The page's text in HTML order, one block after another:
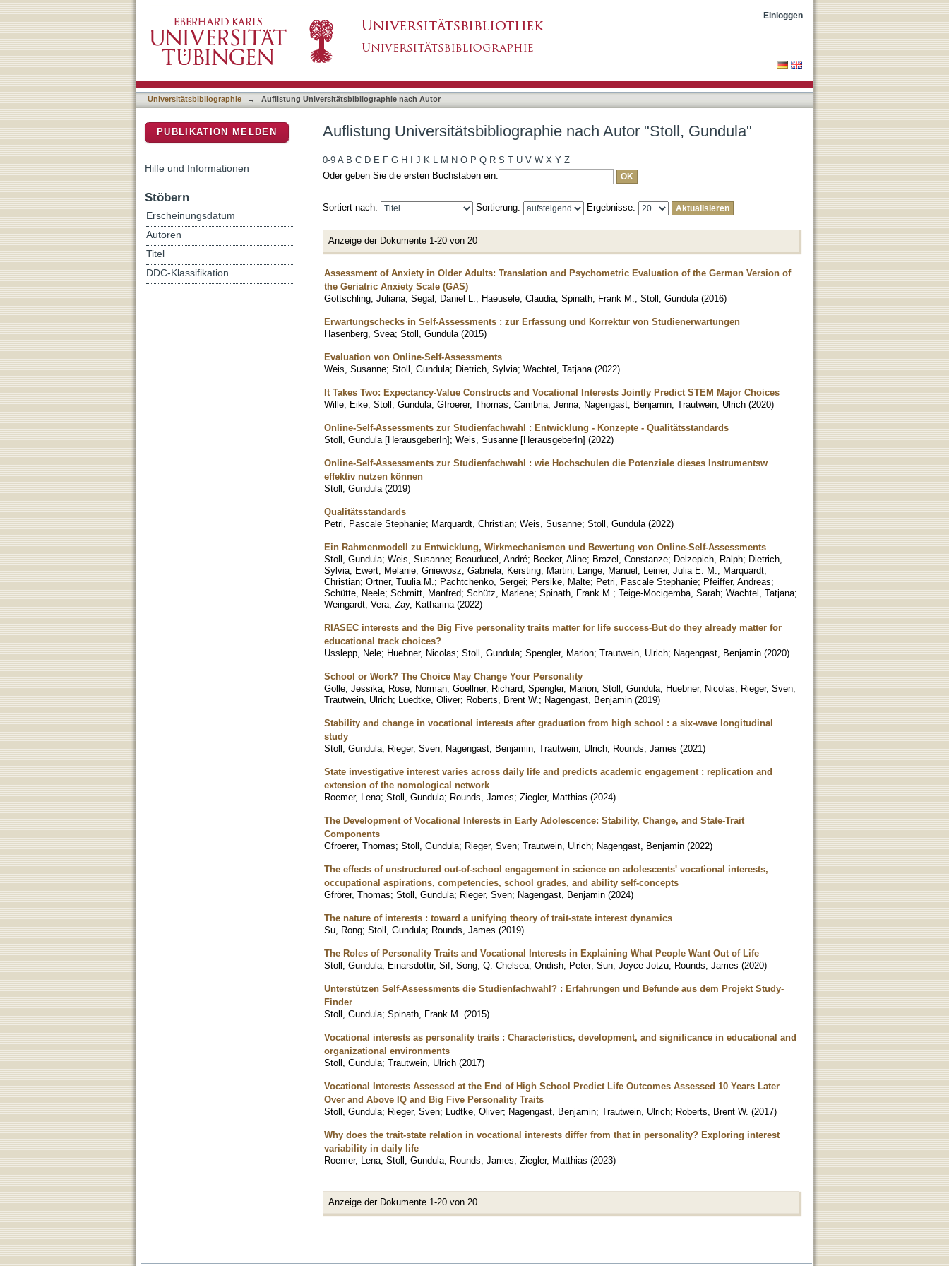
Einloggen
Universitätsbibliographie → Auflistung Universitätsbibliographie nach Autor
Auflistung Universitätsbibliographie nach Autor "Stoll, Gundula"
0-9 A B C D E F G H J K L M N O P Q R S T U V W X Y Z
Oder geben Sie die ersten Buchstaben ein:
Sortiert nach: Sortierung: Ergebnisse:
Anzeige der Dokumente 1-20 von 20
Assessment of Anxiety in Older Adults: Translation and Psychometric Evaluation of the German Version of
the Geriatric Anxiety Scale (GAS)
Gottschling, Juliana; Segal, Daniel L. ; Haeusele, Claudia; Spinath, Frank M. ; Stoll, Gundula (2016)
Erwartungschecks in Self-Assessments : zur Erfassung und Korrektur von Studienerwartungen
Hasenberg, Svea; Stoll, Gundula (2015)
Evaluation von Online-Self-Assessments
Weis, Susanne; Stoll, Gundula; Dietrich, Sylvia; Wachtel, Tatjana (2022)
It Takes Two: Expectancy-Value Constructs and Vocational Interests Jointly Predict STEM Major Choices
Wille, Eike; Stoll, Gundula; Gfroerer, Thomas; Cambria, Jenna; Nagengast, Benjamin; Trautwein, Ulrich (2020)
Online-Self-Assessments zur Studienfachwahl : Entwicklung - Konzepte - Qualitätsstandards
Stoll, Gundula [HerausgeberIn]; Weis, Susanne [HerausgeberIn] (2022)
Online-Self-Assessments zur Studienfachwahl : wie Hochschulen die Potenziale dieses Instrumentsw
effektiv nutzen können
Stoll, Gundula (2019)
Qualitätsstandards
Petri, Pascale Stephanie; Marquardt, Christian; Weis, Susanne; Stoll, Gundula (2022)
Ein Rahmenmodell zu Entwicklung, Wirkmechanismen und Bewertung von Online-Self-Assessments
Stoll, Gundula; Weis, Susanne; Beauducel, André; Becker, Aline; Brazel, Constanze; Delzepich, Ralph; Dietrich,
Sylvia; Ewert, Melanie; Gniewosz, Gabriela; Kersting, Martin; Lange, Manuel; Leiner, Julia E. M. ; Marquardt,
Christian; Ortner, Tuulia M. ; Pachtchenko, Sergei; Persike, Malte; Petri, Pascale Stephanie; Pfeiffer, Andreas;
Schütte, Neele; Schmitt, Manfred; Schütz, Marlene; Spinath, Frank M. ; Teige-Mocigemba, Sarah; Wachtel, Tatjana;
Weingardt, Vera; Zay, Katharina (2022)
RIASEC interests and the Big Five personality traits matter for life success-But do they already matter for
educational track choices?
Usslepp, Nele; Huebner, Nicolas; Stoll, Gundula; Spengler, Marion; Trautwein, Ulrich; Nagengast, Benjamin (2020)
School or Work? The Choice May Change Your Personality
Golle, Jessika; Rose, Norman; Goellner, Richard; Spengler, Marion; Stoll, Gundula; Huebner, Nicolas; Rieger, Sven;
Trautwein, Ulrich; Luedtke, Oliver; Roberts, Brent W. ; Nagengast, Benjamin (2019)
Stability and change in vocational interests after graduation from high school : a six-wave longitudinal
study
Stoll, Gundula; Rieger, Sven; Nagengast, Benjamin; Trautwein, Ulrich; Rounds, James (2021)
State investigative interest varies across daily life and predicts academic engagement : replication and
extension of the nomological network
Roemer, Lena; Stoll, Gundula; Rounds, James; Ziegler, Matthias (2024)
The Development of Vocational Interests in Early Adolescence: Stability, Change, and State-Trait
Components
Gfroerer, Thomas; Stoll, Gundula; Rieger, Sven; Trautwein, Ulrich; Nagengast, Benjamin (2022)
The effects of unstructured out-of-school engagement in science on adolescents' vocational interests,
occupational aspirations, competencies, school grades, and ability self-concepts
Gfrörer, Thomas; Stoll, Gundula; Rieger, Sven; Nagengast, Benjamin (2024)
The nature of interests : toward a unifying theory of trait-state interest dynamics
Su, Rong; Stoll, Gundula; Rounds, James (2019)
The Roles of Personality Traits and Vocational Interests in Explaining What People Want Out of Life
Stoll, Gundula; Einarsdottir, Sif; Song, Q. Chelsea; Ondish, Peter; Sun, Joyce Jotzu; Rounds, James (2020)
Unterstützen Self-Assessments die Studienfachwahl? : Erfahrungen und Befunde aus dem Projekt Study-
Finder
Stoll, Gundula; Spinath, Frank M. (2015)
Vocational interests as personality traits : Characteristics, development, and significance in educational and
organizational environments
Stoll, Gundula; Trautwein, Ulrich (2017)
Vocational Interests Assessed at the End of High School Predict Life Outcomes Assessed 10 Years Later
Over and Above IQ and Big Five Personality Traits
Stoll, Gundula; Rieger, Sven; Ludtke, Oliver; Nagengast, Benjamin; Trautwein, Ulrich; Roberts, Brent W. (2017)
Why does the trait-state relation in vocational interests differ from that in personality? Exploring interest
variability in daily life
Roemer, Lena; Stoll, Gundula; Rounds, James; Ziegler, Matthias (2023)
Anzeige der Dokumente 1-20 von 20
PUBLIKATION MELDEN
Hilfe und Informationen
Stöbern
Erscheinungsdatum
Autoren
Titel
DDC-Klassifikation